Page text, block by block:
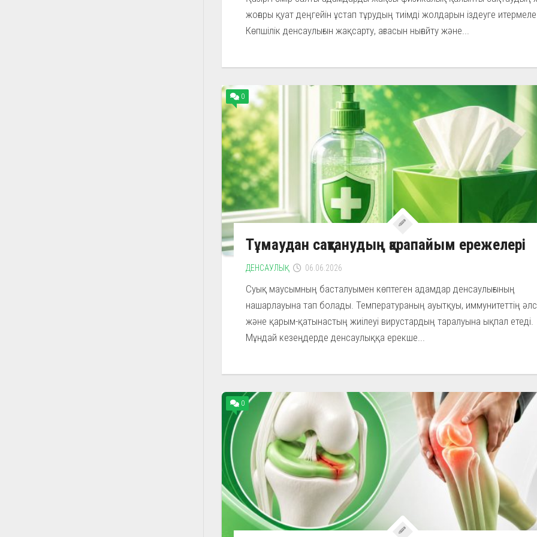
жоғары қуат деңгейін ұстап тұрудың тиімді жолдарын іздеуге
Көпшілік денсаулығын жақсарту, ағзасын нығайту және...
0
Тұмаудан сақтанудың қарапайым ережелері
ДЕНСАУЛЫҚ 06.06.2026
Суық маусымның басталуымен көптеген адамдар денсаулығының
нашарлауына тап болады. Температураның ауытқуы, иммунитеттің
және қарым-қатынастың жиілеуі вирустардың таралуына ықпал етеді.
Мұндай кезеңдерде денсаулыққа ерекше...
0